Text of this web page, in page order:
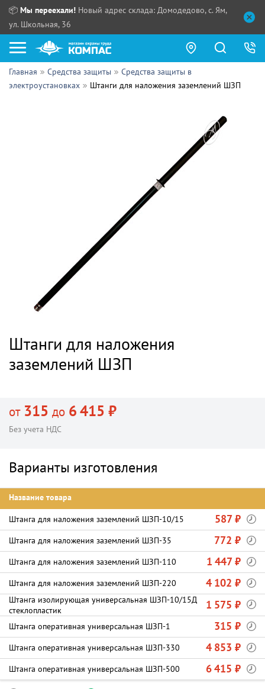
📦 Мы переехали! Новый адрес склада: Домодедово, с. Ям,
ул. Школьная, 36
Как купить?
Главная Средства защиты
Средства защиты в
электроустановках
Штанги для наложения заземлений ШЗП
Штанги для наложения
заземлений ШЗП
от315 до 6 415 ₽
Без учета НДС
Варианты изготовления
Название товара
Штанга для наложения заземлений ШЗП-10/15 587 ₽
Штанга для наложения заземлений ШЗП-35 772 ₽
Штанга для наложения заземлений ШЗП-110 1 447 ₽
Штанга для наложения заземлений ШЗП-220 4 102 ₽
Штанга изолирующая универсальная ШЗП-10/15Д
стеклопластик
1 575 ₽
Штанга оперативная универсальная ШЗП-1 315 ₽
Штанга оперативная универсальная ШЗП-330 4 853 ₽
Штанга оперативная универсальная ШЗП-500 6 415 ₽